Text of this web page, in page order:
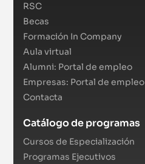
RSC
Becas
Formación In Company
Aula virtual
Alumni: Portal de empleo
Empresas: Portal de empleo
Contacta
Catálogo de programas
Cursos de Especialización
Programas Ejecutivos